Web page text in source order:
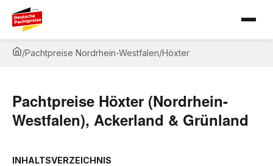
/Pachtpreise Nordrhein-Westfalen/Höxter
Pachtpreise Höxter (Nordrhein-
Westfalen), Ackerland & Grünland
INHALTSVERZEICHNIS